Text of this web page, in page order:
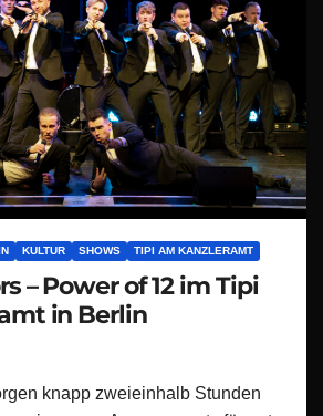
KULTUR SHOWS TIPI AM KANZLERAMT
– Power of 12 im Tipi
in Berlin
knapp zweieinhalb Stunden